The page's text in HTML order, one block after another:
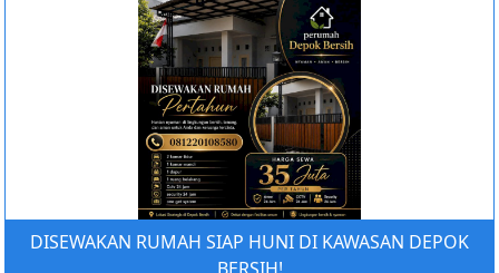
DISEWAKAN RUMAH SIAP HUNI DI KAWASAN DEPOK